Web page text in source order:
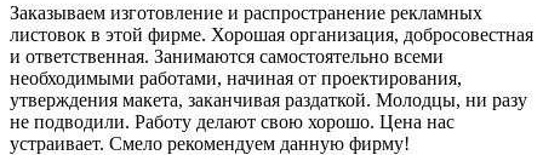
Заказываем изготовление и распространение рекламных
листовок в этой фирме. Хорошая организация, добросовестная
и ответственная. Занимаются самостоятельно всеми
необходимыми работами, начиная от проектирования,
утверждения макета, заканчивая раздаткой. Молодцы, ни разу
не подводили. Работу делают свою хорошо. Цена нас
устраивает. Смело рекомендуем данную фирму!